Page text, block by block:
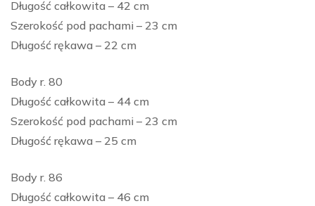
Długość całkowita – 42 cm
Szerokość pod pachami – 23 cm
Długość rękawa – 22 cm
Body r. 80
Długość całkowita – 44 cm
Szerokość pod pachami – 23 cm
Długość rękawa – 25 cm
Body r. 86
Długość całkowita – 46 cm